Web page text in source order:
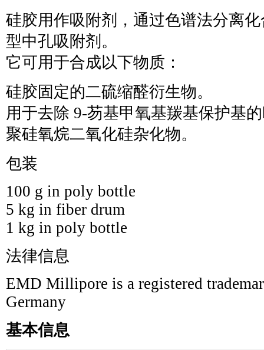
硅胶用作吸附剂，通过色谱法分离
型中孔吸附剂。
它可用于合成以下物质：
硅胶固定的二硫缩醛衍生物。
用于去除 9-芴基甲氧基羰基保护基
聚硅氧烷二氧化硅杂化物。
包装
100 g in poly bottle
5 kg in fiber drum
1 kg in poly bottle
法律信息
EMD Millipore is a registered
Germany
基本信息